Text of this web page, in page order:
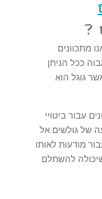
?
מתכוונים
ככל הניתן
גוגל הוא
עבור ביטויי
של גולשים אל
מודעות לאותו
להשתלם